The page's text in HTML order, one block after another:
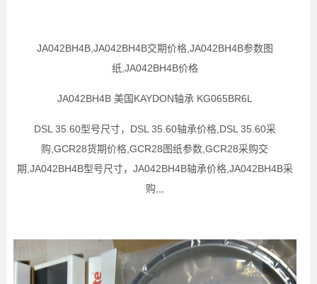
JA042BH4B,JA042BH4B交期价格,JA042BH4B参数图
纸,JA042BH4B价格
JA042BH4B 美国KAYDON轴承 KG065BR6L
DSL 35.60型号尺寸，DSL 35.60轴承价格,DSL 35.60采
购,GCR28货期价格,GCR28图纸参数,GCR28采购交
期,JA042BH4B型号尺寸，JA042BH4B轴承价格,JA042BH4B采
购,,,